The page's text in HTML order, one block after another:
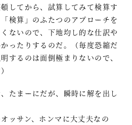
してから、試算してみて検算す
検算」のふたつのアプローチを
ないので、下地均し的な仕訳や
ったりするのだ。（毎度恐縮だ
するのは面倒極まりないので、
たまーにだが、瞬時に解を出し
ッサン、ホンマに大丈夫なの